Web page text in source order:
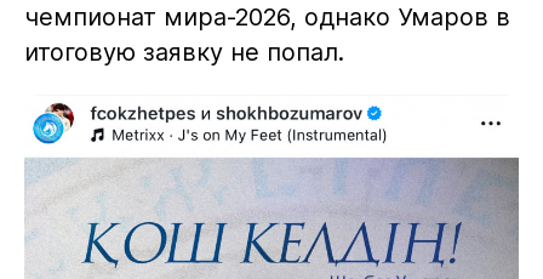
чемпионат мира-2026, однако Умаров в
итоговую заявку не попал.